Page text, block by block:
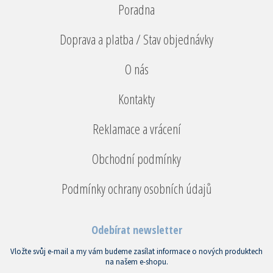
Poradna
Doprava a platba / Stav objednávky
O nás
Kontakty
Reklamace a vrácení
Obchodní podmínky
Podmínky ochrany osobních údajů
Odebírat newsletter
Vložte svůj e-mail a my vám budeme zasílat informace o nových produktech
na našem e-shopu.